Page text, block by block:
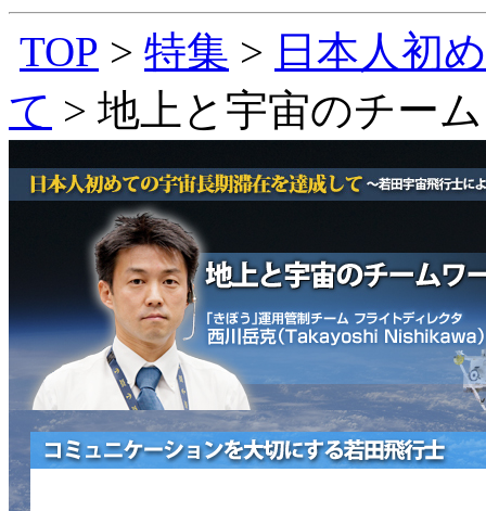
TOP > 特集 > 日本人初
て > 地上と宇宙のチー